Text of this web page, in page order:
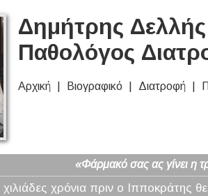
Δημήτρης
Παθολόγος
Αρχική Βιογραφικό Διατροφή
«Φάρμακό σας ας γίνει η
χιλιάδες χρόνια πριν ο Ιπποκράτης